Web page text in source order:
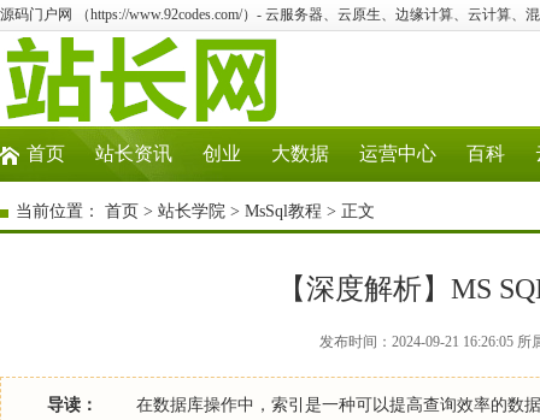
源码门户网 （https://www.92codes.com/）- 云服务器、云原生、边缘计算、云计算、
首页 站长资讯 创业 大数据 运营中心 百科
当前位置： 首页 > 站长学院 > MsSql教程 > 正文
【深度解析】MS
发布时间：2024-09-21 16:26:05
导读：
在数据库操作中，索引是一种可以提高查询效率的数据